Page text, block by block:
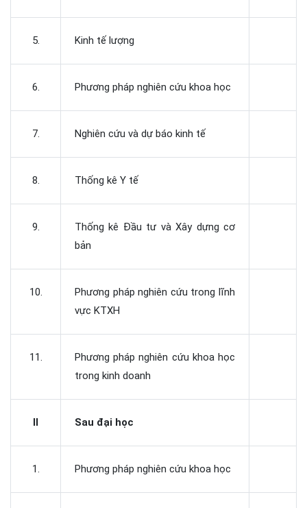
5. Kinh tế lượng
6. Phương pháp nghiên cứu khoa học
7. Nghiên cứu và dự báo kinh tế
8. Thống kê Y tế
9.
Thống kê Đầu tư và Xây dựng cơ
bản
10.
Phương pháp nghiên cứu trong lĩnh
vực KTXH
11.
Phương pháp nghiên cứu khoa học
trong kinh doanh
II Sau đại học
1. Phương pháp nghiên cứu khoa học